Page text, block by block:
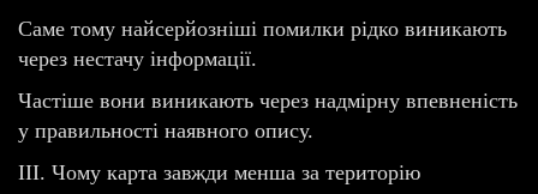
Саме тому найсерйозніші помилки рідко виникають
через нестачу інформації.
Частіше вони виникають через надмірну впевненість
у правильності наявного опису.
III. Чому карта завжди менша за територію